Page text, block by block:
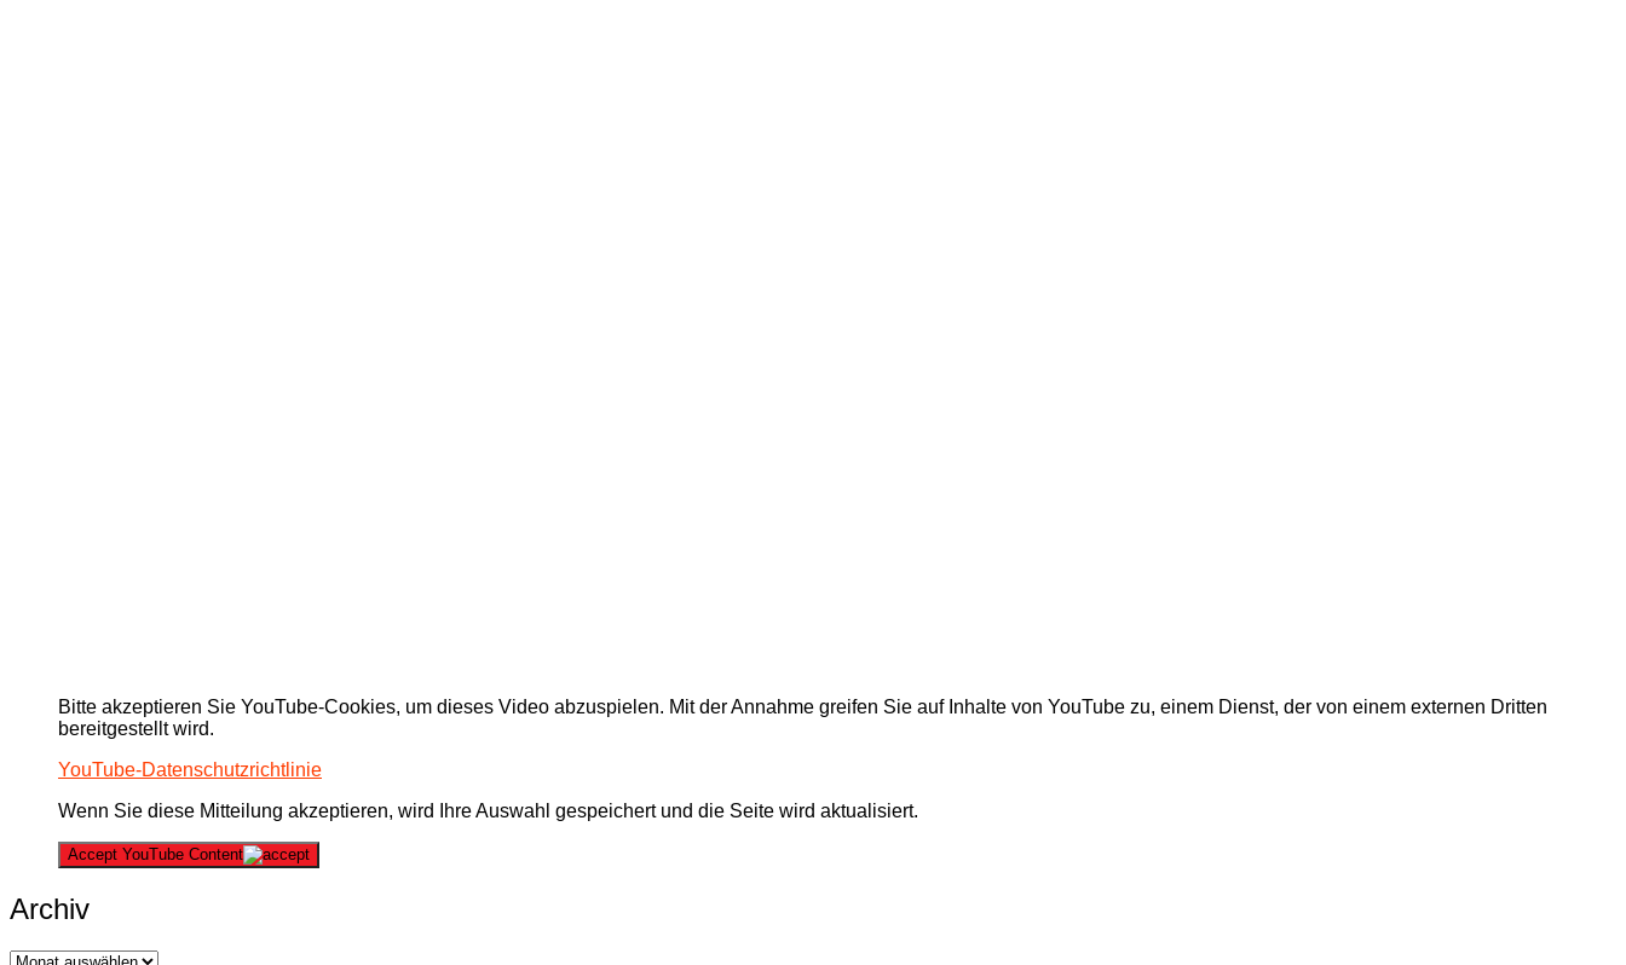
Bitte akzeptieren Sie YouTube-Cookies, um dieses Video abzuspielen. Mit der Annahme greifen Sie auf Inhalte von YouTube zu, einem Dienst, der von einem externen Dritten
bereitgestellt wird.
YouTube-Datenschutzrichtlinie
Wenn Sie diese Mitteilung akzeptieren, wird Ihre Auswahl gespeichert und die Seite wird aktualisiert.
Accept YouTube Content
Archiv
Archiv